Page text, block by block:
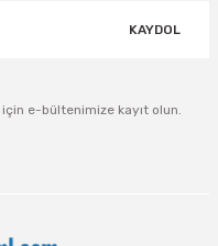
KAYDOL
e-bültenimize kayıt olun.